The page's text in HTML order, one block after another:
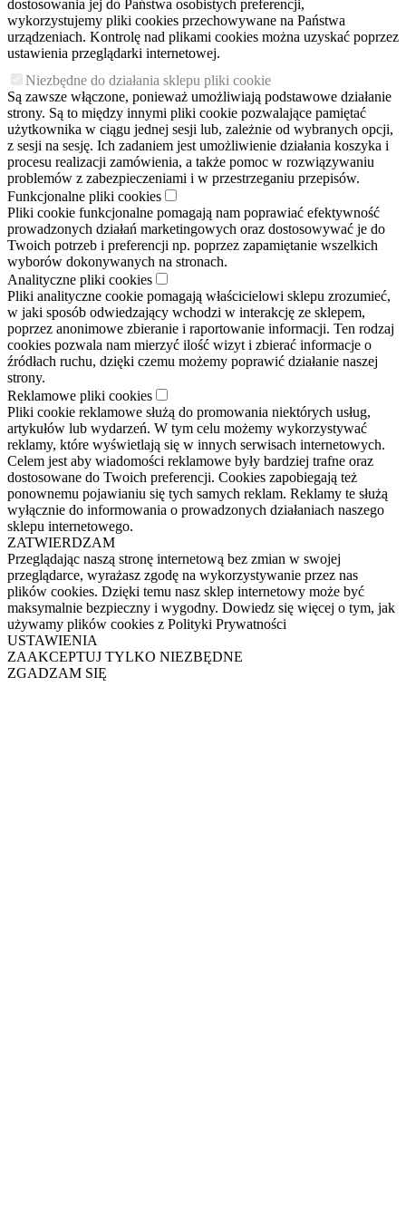
dostosowania jej do Państwa osobistych preferencji,
wykorzystujemy pliki cookies przechowywane na Państwa
urządzeniach. Kontrolę nad plikami cookies można uzyskać poprzez
ustawienia przeglądarki internetowej.
Niezbędne do działania sklepu pliki cookie
Są zawsze włączone, ponieważ umożliwiają podstawowe działanie
strony. Są to między innymi pliki cookie pozwalające pamiętać
użytkownika w ciągu jednej sesji lub, zależnie od wybranych opcji,
z sesji na sesję. Ich zadaniem jest umożliwienie działania koszyka i
procesu realizacji zamówienia, a także pomoc w rozwiązywaniu
problemów z zabezpieczeniami i w przestrzeganiu przepisów.
Funkcjonalne pliki cookies
Pliki cookie funkcjonalne pomagają nam poprawiać efektywność
prowadzonych działań marketingowych oraz dostosowywać je do
Twoich potrzeb i preferencji np. poprzez zapamiętanie wszelkich
wyborów dokonywanych na stronach.
Analityczne pliki cookies
Pliki analityczne cookie pomagają właścicielowi sklepu zrozumieć,
w jaki sposób odwiedzający wchodzi w interakcję ze sklepem,
poprzez anonimowe zbieranie i raportowanie informacji. Ten rodzaj
cookies pozwala nam mierzyć ilość wizyt i zbierać informacje o
źródłach ruchu, dzięki czemu możemy poprawić działanie naszej
strony.
Reklamowe pliki cookies
Pliki cookie reklamowe służą do promowania niektórych usług,
artykułów lub wydarzeń. W tym celu możemy wykorzystywać
reklamy, które wyświetlają się w innych serwisach internetowych.
Celem jest aby wiadomości reklamowe były bardziej trafne oraz
dostosowane do Twoich preferencji. Cookies zapobiegają też
ponownemu pojawianiu się tych samych reklam. Reklamy te służą
wyłącznie do informowania o prowadzonych działaniach naszego
sklepu internetowego.
ZATWIERDZAM
Przeglądając naszą stronę internetową bez zmian w swojej
przeglądarce, wyrażasz zgodę na wykorzystywanie przez nas
plików cookies. Dzięki temu nasz sklep internetowy może być
maksymalnie bezpieczny i wygodny. Dowiedz się więcej o tym, jak
używamy plików cookies z Polityki Prywatności
USTAWIENIA
ZAAKCEPTUJ TYLKO NIEZBĘDNE
ZGADZAM SIĘ